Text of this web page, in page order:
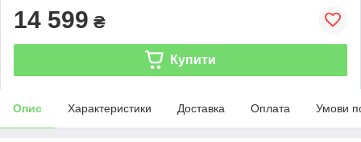
14 599 ₴
Купити
Опис Характеристики Доставка Оплата Умови